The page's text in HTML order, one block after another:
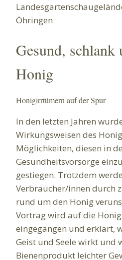
Öhringen
Gesund,
Honig
Honigirrtümern auf der Spur
In den letzten Jahren
Wirkungsweisen des
Möglichkeiten, diesen in
Gesundheitsvorsorge
gestiegen. Trotzdem
Verbraucher/innen durch
rund um den Honig
Vortrag wird auf die
eingegangen und erklärt,
Geist und Seele wirkt und
Bienenprodukt leichter